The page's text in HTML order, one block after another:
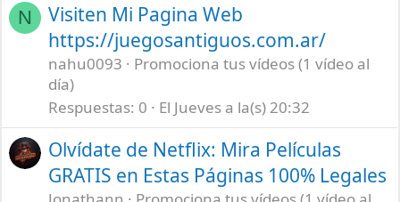
N
Visiten Mi Pagina Web
https://juegosantiguos.com.ar/
nahu0093
Promociona tus vídeos (1 vídeo al
día)
Respuestas 0 El Jueves a la(s) 20:32
Olvídate de Netflix: Mira Películas
GRATIS en Estas Páginas 100% Legales